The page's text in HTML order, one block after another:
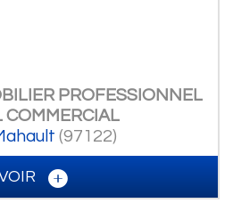
PROFESSIONNEL
COMMERCIAL
(97122)